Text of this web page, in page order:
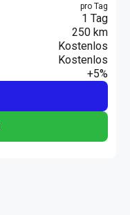
pro Tag
1 Tag
250 km
Kostenlos
Kostenlos
+5%